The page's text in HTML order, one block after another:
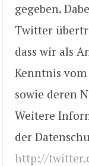
gegeben.
Twitter
dass wir als
Kenntnis
sowie deren
Weitere
der
http://